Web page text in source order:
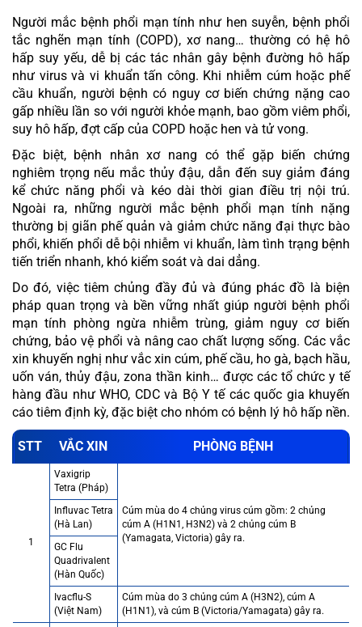
Người mắc bệnh phổi mạn tính như hen suyễn, bệnh phổi
tắc nghẽn mạn tính (COPD), xơ nang… thường có hệ hô
hấp suy yếu, dễ bị các tác nhân gây bệnh đường hô hấp
như virus và vi khuẩn tấn công. Khi nhiễm cúm hoặc phế
cầu khuẩn, người bệnh có nguy cơ biến chứng nặng cao
gấp nhiều lần so với người khỏe mạnh, bao gồm viêm phổi,
suy hô hấp, đợt cấp của COPD hoặc hen và tử vong.
Đặc biệt, bệnh nhân xơ nang có thể gặp biến chứng
nghiêm trọng nếu mắc thủy đậu, dẫn đến suy giảm đáng
kể chức năng phổi và kéo dài thời gian điều trị nội trú.
Ngoài ra, những người mắc bệnh phổi mạn tính nặng
thường bị giãn phế quản và giảm chức năng đại thực bào
phổi, khiến phổi dễ bội nhiễm vi khuẩn, làm tình trạng bệnh
tiến triển nhanh, khó kiểm soát và dai dẳng.
Do đó, việc tiêm chủng đầy đủ và đúng phác đồ là biện
pháp quan trọng và bền vững nhất giúp người bệnh phổi
mạn tính phòng ngừa nhiễm trùng, giảm nguy cơ biến
chứng, bảo vệ phổi và nâng cao chất lượng sống. Các vắc
xin khuyến nghị như vắc xin cúm, phế cầu, ho gà, bạch hầu,
uốn ván, thủy đậu, zona thần kinh… được các tổ chức y tế
hàng đầu như WHO, CDC và Bộ Y tế các quốc gia khuyến
cáo tiêm định kỳ, đặc biệt cho nhóm có bệnh lý hô hấp nền.
STT VẮC XIN PHÒNG BỆNH
1
Vaxigrip
Tetra (Pháp)
Cúm mùa do 4 chủng virus cúm gồm: 2 chủng
cúm A (H1N1, H3N2) và 2 chủng cúm B
(Yamagata, Victoria) gây ra.
Influvac Tetra
(Hà Lan)
GC Flu
Quadrivalent
(Hàn Quốc)
Ivacflu-S
(Việt Nam)
Cúm mùa do 3 chủng cúm A (H3N2), cúm A
(H1N1), và cúm B (Victoria/Yamagata) gây ra.